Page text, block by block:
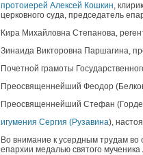
протоиерей Алексей Кошкин,
церковного суда, председатель
Кира Михайловна Степанова,
Зинаида Викторовна Паршагина,
Почетной грамоты
Преосвященнейший Феодор
Преосвященнейший Стефан
игумения Сергия (Рузавина),
Во внимание к усердным трудам во
епархии медалью святого